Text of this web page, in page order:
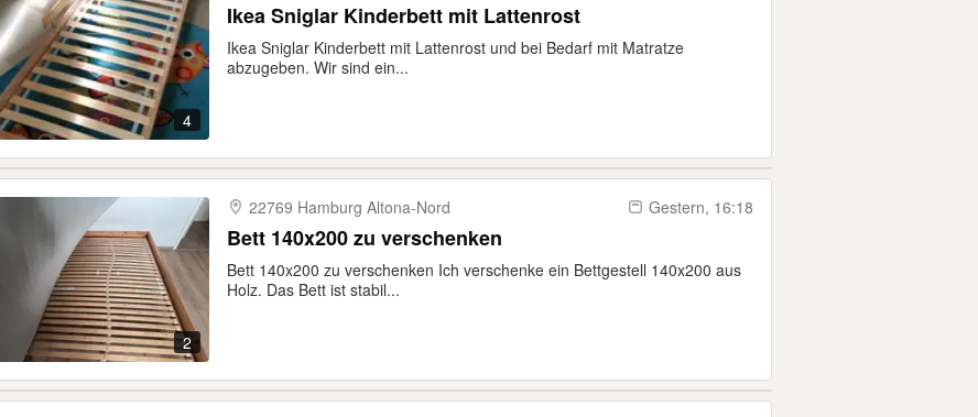
4
Ikea Sniglar Kinderbett mit Lattenrost
Ikea Sniglar Kinderbett mit Lattenrost und bei Bedarf mit Matratze
abzugeben. Wir sind ein...
2
22769 Hamburg Altona-​Nord Gestern, 16:18
Bett 140x200 zu verschenken
Bett 140x200 zu verschenken Ich verschenke ein Bettgestell 140x200 aus
Holz. Das Bett ist stabil...